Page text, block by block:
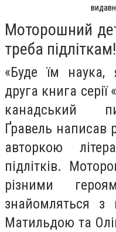
Моторошний
треба підліткам!
«Буде їм наука,
друга книга
канадський
Ґравель написав
авторкою
підлітків.
різними
знайомляться
Матильдою та